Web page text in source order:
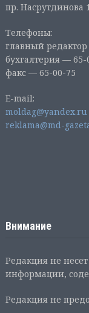
пр. Насрутдинова
Телефоны:
главный
бухгалтерия — 65-
факс — 65-00-75
E-mail:
moldag@yandex.ru
reklama@md-
Внимание
Редакция не несет
информации,
Редакция не